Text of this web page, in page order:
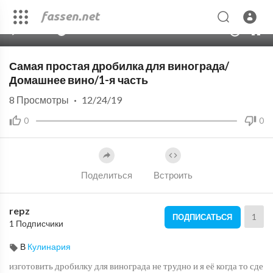
Самая простая дробилка для винограда/
Домашнее вино/1-я часть
0 0
8 Просмотры · 12/24/19
Поделиться Встроить
repz
1 Подписчики
ПОДПИСАТЬСЯ 1
В Кулинария
изготовить дробилку для винограда не трудно и я её когда то сде